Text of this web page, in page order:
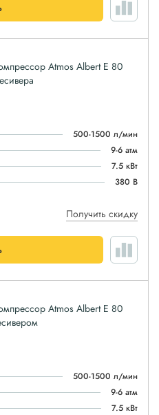
Atmos Albert E 80
500-1500 л/мин
9-6 атм
7.5 кВт
380 В
Получить скидку
Atmos Albert E 80
500-1500 л/мин
9-6 атм
7.5 кВт